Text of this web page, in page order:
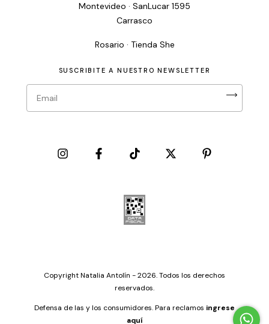
Montevideo · SanLucar 1595
Carrasco
Rosario · Tienda She
SUSCRIBITE A NUESTRO NEWSLETTER
Copyright Natalia Antolín - 2026. Todos los derechos
reservados.
Defensa de las y los consumidores. Para reclamos ingrese
aquí